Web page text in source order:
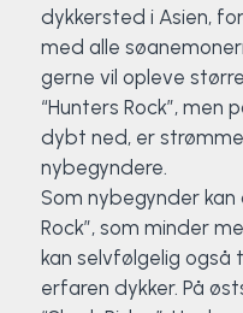
dykkersted i Asien,
med alle
gerne vil opleve
“Hunters Rock”,
dybt ned, er
nybegyndere.
Som nybegynder
Rock”, som minder
kan selvfølgelig også
erfaren dykker. På